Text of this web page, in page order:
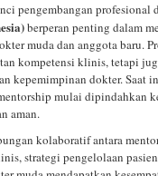
pengembangan profesional
berperan penting dalam
muda dan anggota baru.
kompetensi klinis, tetapi
kepemimpinan dokter. Saat
mulai dipindahkan
aman.
kolaboratif antara
strategi pengelolaan